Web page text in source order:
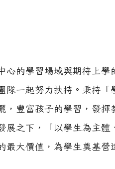
的學習場域與期待上學
一起努力扶持。秉持「
豐富孩子的學習，發揮
之下，「以學生為主體
大價值，為學生奠基營